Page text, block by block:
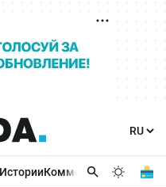
ИсторииКомментарииБизнес